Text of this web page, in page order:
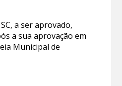
a ser aprovado,
a sua aprovação em
Municipal de